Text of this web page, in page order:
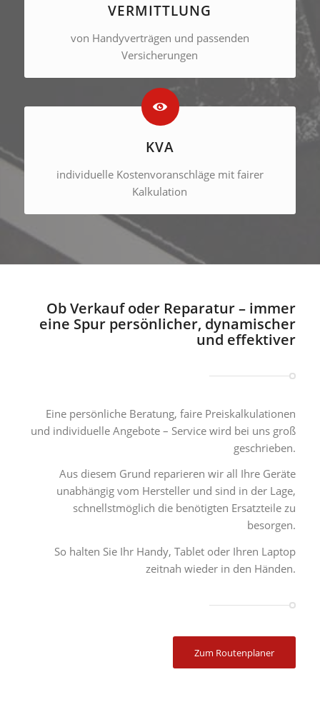
VERMITTLUNG
von Handyverträgen und passenden
Versicherungen
KVA
individuelle Kostenvoranschläge mit fairer
Kalkulation
Ob Verkauf oder Reparatur – immer
eine Spur persönlicher, dynamischer
und effektiver
Eine persönliche Beratung, faire Preiskalkulationen
und individuelle Angebote – Service wird bei uns groß
geschrieben.
Aus diesem Grund reparieren wir all Ihre Geräte
unabhängig vom Hersteller und sind in der Lage,
schnellstmöglich die benötigten Ersatzteile zu
besorgen.
So halten Sie Ihr Handy, Tablet oder Ihren Laptop
zeitnah wieder in den Händen.
Zum Routenplaner